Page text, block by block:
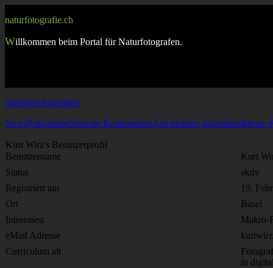
naturfotografie.ch
Willkommen beim Portal für Naturfotografen.
StartseiteAnmelden
NewsFotografenNeueste KommentareAm meisten angesehenMeine
Kurt Wirz's Benutzerprofil
Benutzername
Kurt
Status
aktiv
Registriert am
19.
Ort
Basel
Interessen
Makro-
eMail Adresse
Curriculum alt
in